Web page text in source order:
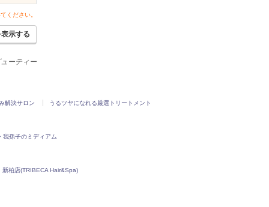
ください。
示する
ーティー
解決サロン
うるツヤになれる厳選トリートメント
我孫子のミディアム
新柏店(TRIBECA Hair&Spa)